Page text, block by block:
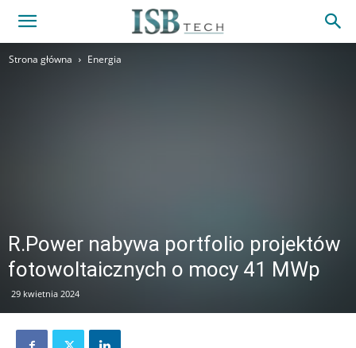
Strona główna Energia
R.Power nabywa portfolio projektów
fotowoltaicznych o mocy 41 MWp
29 kwietnia 2024